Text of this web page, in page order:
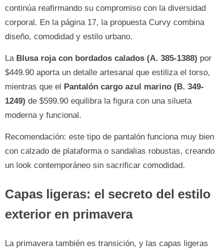
continúa reafirmando su compromiso con la diversidad
corporal. En la página 17, la propuesta Curvy combina
diseño, comodidad y estilo urbano.
La Blusa roja con bordados calados (A. 385-1388) por
$449.90 aporta un detalle artesanal que estiliza el torso,
mientras que el Pantalón cargo azul marino (B. 349-
1249) de $599.90 equilibra la figura con una silueta
moderna y funcional.
Recomendación: este tipo de pantalón funciona muy bien
con calzado de plataforma o sandalias robustas, creando
un look contemporáneo sin sacrificar comodidad.
Capas ligeras: el secreto del estilo
exterior en primavera
La primavera también es transición, y las capas ligeras